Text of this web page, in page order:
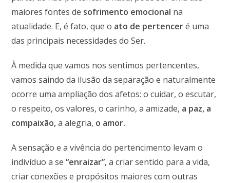
maiores fontes de sofrimento emocional na
atualidade. E, é fato, que o ato de pertenceré uma
das principais necessidades do Ser.
À medida que vamos nos sentimos pertencentes,
vamos saindo da ilusão da separação e naturalmente
ocorre uma ampliação dos afetos: o cuidar, o escutar,
o respeito, os valores, o carinho, a amizade, a paz, a
compaixão,a alegria, o amor.
A sensação e a vivência do pertencimento levam o
indivíduo a se“enraizar”, a criar sentido para a vida,
criar conexões e propósitos maiores com outras